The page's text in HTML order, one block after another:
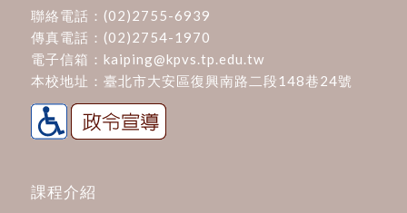
聯絡電話： (02)2755-6939
傳真電話：(02)2754-1970
電子信箱： kaiping@kpvs.tp.edu.tw
本校地址： 臺北市大安區復興南路二段148巷24號
課程介紹